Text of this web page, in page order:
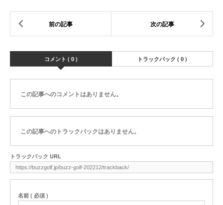
コメント ( 0 ) トラックバック ( 0 )
この記事へのコメントはありません。
この記事へのトラックバックはありません。
トラックバック URL
名前 ( 必須 )